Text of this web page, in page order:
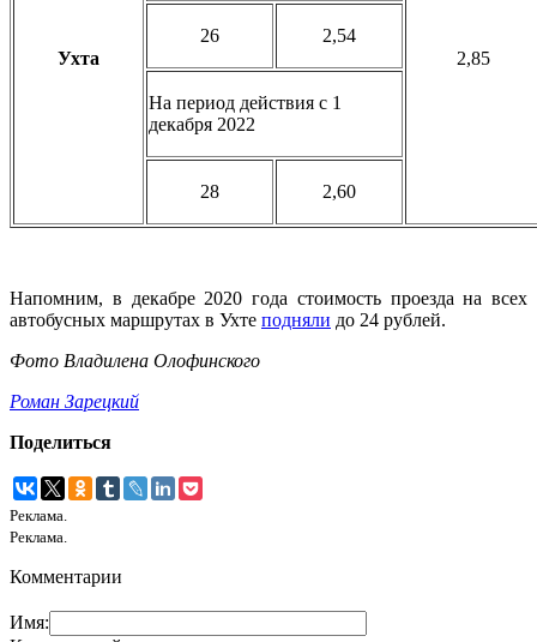
Ухта 2,85
26 2,54
На период действия с 1
декабря 2022
28 2,60
Напомним, в декабре 2020 года стоимость проезда на всех
автобусных маршрутах в Ухте подняли до 24 рублей.
Фото Владилена Олофинского
Роман Зарецкий
Поделиться
Реклама.
Реклама.
Комментарии
Имя: